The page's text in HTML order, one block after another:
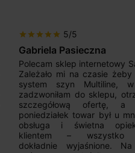
star star star star star 5/5
Gabriela Pasieczna
Polecam sklep internetowy
Zależało mi na czasie
system szyn Multiline,
zadzwoniłam do sklepu,
szczegółową ofertę,
poniedziałek towar był u
obsługa i świetna
klientem – wszystko
dokładnie wyjaśnione.